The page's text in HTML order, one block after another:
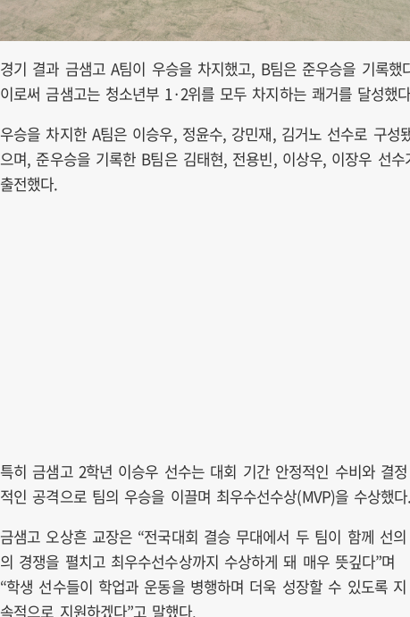
경기 결과 금샘고 A팀이 우승을 차지했고, B팀은 준우승을 기록했
이로써 금샘고는 청소년부 1·2위를 모두 차지하는 쾌거를 달성했
우승을 차지한 A팀은 이승우, 정윤수, 강민재, 김거노 선수로 구성
으며, 준우승을 기록한 B팀은 김태현, 전용빈, 이상우, 이장우 선수
출전했다.
특히 금샘고 2학년 이승우 선수는 대회 기간 안정적인 수비와 결정
적인 공격으로 팀의 우승을 이끌며 최우수선수상(MVP)을 수상했
금샘고 오상흔 교장은 “전국대회 결승 무대에서 두 팀이 함께 선의
의 경쟁을 펼치고 최우수선수상까지 수상하게 돼 매우 뜻깊다”며
“학생 선수들이 학업과 운동을 병행하며 더욱 성장할 수 있도록 지
속적으로 지원하겠다”고 말했다.